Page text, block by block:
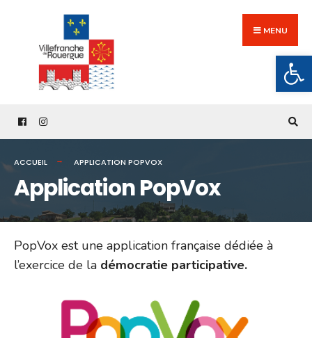
content
MENU
ACCUEIL APPLICATION POPVOX
Application PopVox
PopVox est une application française dédiée à
l’exercice de la démocratie participative.